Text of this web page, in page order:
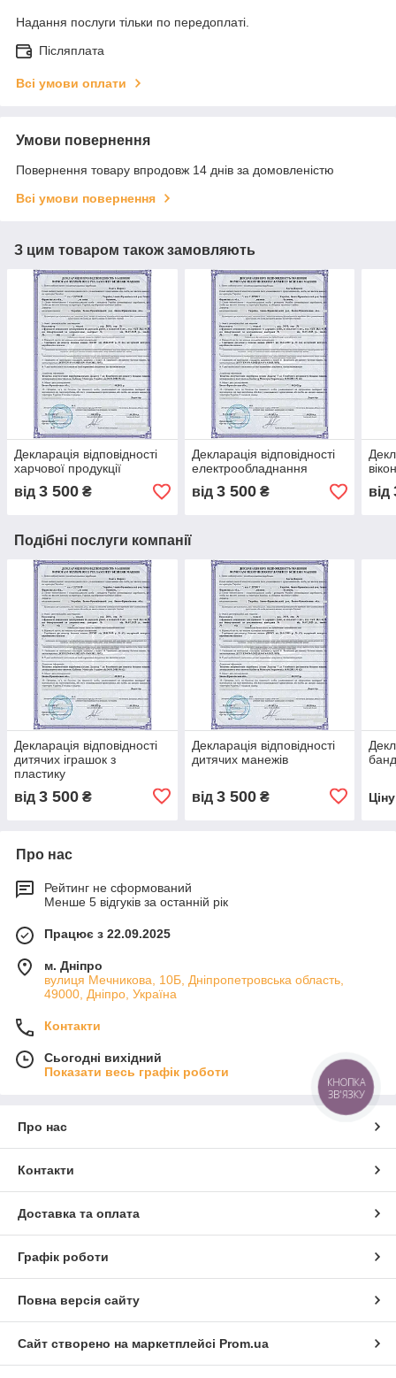
Надання послуги тільки по передоплаті.
Післяплата
Всі умови оплати
Умови повернення
Повернення товару впродовж 14 днів за домовленістю
Всі умови повернення
З цим товаром також замовляють
Декларація відповідності
харчової продукції
від 3 500 ₴
Декларація відповідності
електрообладнання
від 3 500₴ від
Подібні послуги компанії
Декларація відповідності
дитячих іграшок з
пластику
від 3 500 ₴
Декларація відповідності
дитячих манежів
від 3 500₴
Про нас
Рейтинг не сформований
Менше 5 відгуків за останній рік
Працює з 22.09.2025
м. Дніпро
вулиця Мечникова, 10Б, Дніпропетровська область,
49000, Дніпро, Україна
Контакти
Сьогодні вихідний
Показати весь графік роботи
Про нас
Контакти
Доставка та оплата
Графік роботи
Повна версія сайту
Сайт створено на маркетплейсі Prom.ua
КНОПКА
ЗВ'ЯЗКУ